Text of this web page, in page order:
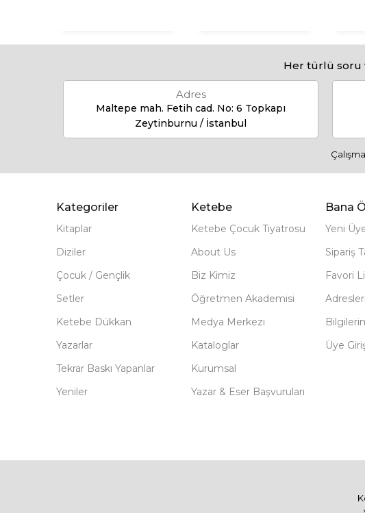
Her türlü
Adres
Maltepe mah. Fetih cad. No: 6 Topkapı
Zeytinburnu / İstanbul
Kategoriler
Kitaplar
Diziler
Çocuk / Gençlik
Setler
Ketebe Dükkan
Yazarlar
Tekrar Baskı Yapanlar
Yeniler
Ketebe
Ketebe Çocuk Tiyatrosu
About Us
Biz Kimiz
Öğretmen Akademisi
Medya Merkezi
Kataloglar
Kurumsal
Yazar & Eser Başvuruları
Bana
Yeni
Sipariş
Favori
Üye